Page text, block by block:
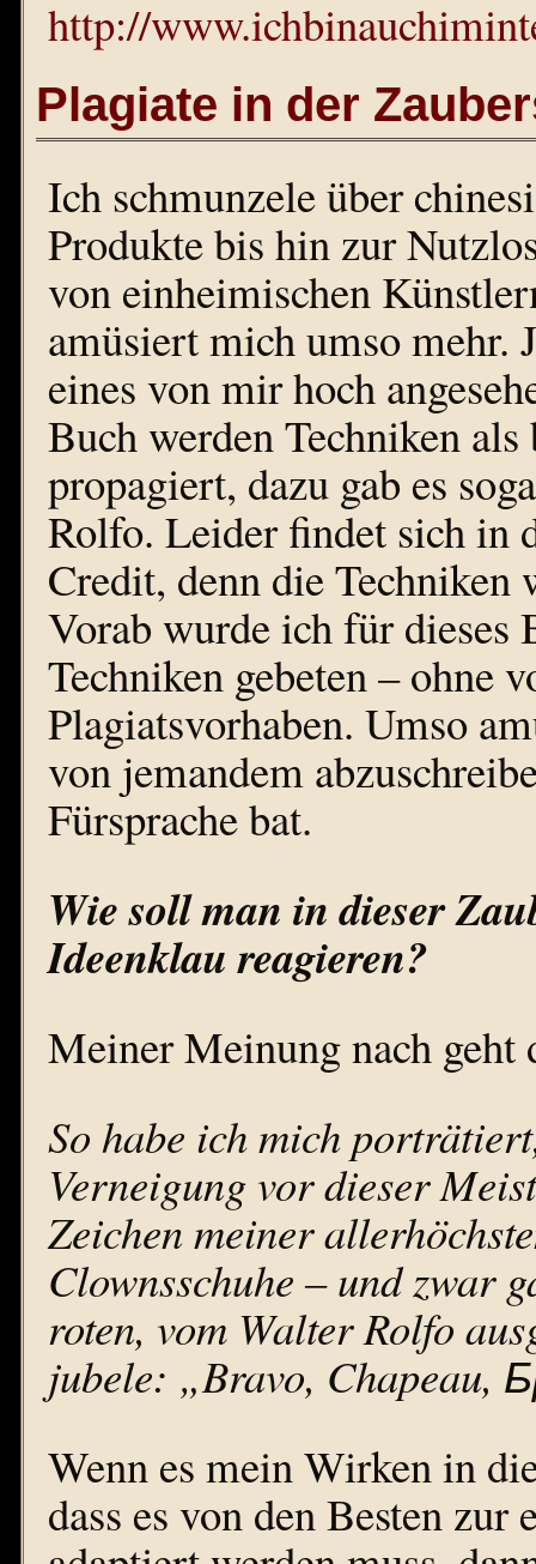
http://
Plagiate in der
Ich schmunzele über
Produkte bis hin zur
von einheimischen
amüsiert mich umso mehr.
eines von mir hoch
Buch werden Techniken
propagiert, dazu gab es
Rolfo. Leider findet sich in
Credit, denn die Techniken
Vorab wurde ich für dieses
Techniken gebeten – ohne
Plagiatsvorhaben. Umso
von jemandem
Fürsprache bat.
Wie soll man in dieser
Ideenklau reagieren?
Meiner Meinung nach geht
So habe ich mich
Verneigung vor dieser
Zeichen meiner
Clownsschuhe – und zwar
roten, vom Walter Rolfo
jubele: „Bravo, Chapeau,
Wenn es mein Wirken in
dass es von den Besten